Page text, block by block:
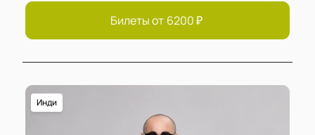
Билеты от 6200₽
Инди